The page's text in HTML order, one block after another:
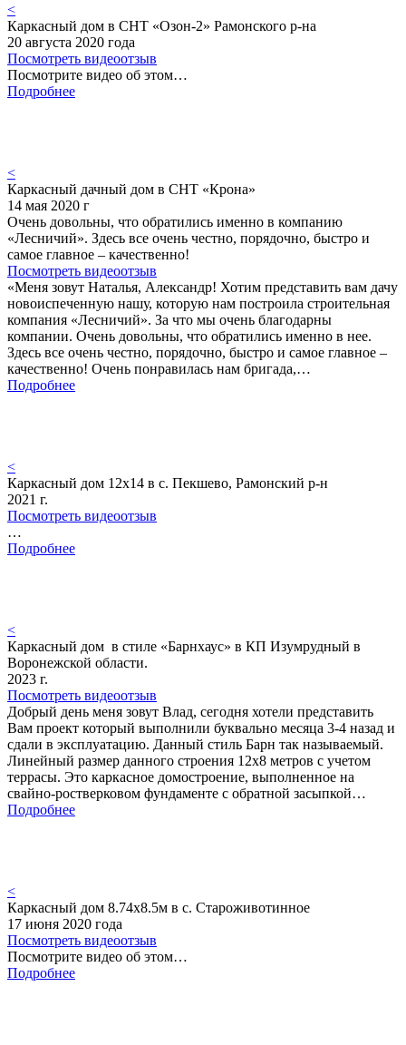
<
Каркасный дом в СНТ «Озон-2» Рамонского р-на
20 августа 2020 года
Посмотреть видеоотзыв
Посмотрите видео об этом…
Подробнее
<
Каркасный дачный дом в СНТ «Крона»
14 мая 2020 г
Очень довольны, что обратились именно в компанию
«Лесничий». Здесь все очень честно, порядочно, быстро и
самое главное – качественно!
Посмотреть видеоотзыв
«Меня зовут Наталья, Александр! Хотим представить вам дачу
новоиспеченную нашу, которую нам построила строительная
компания «Лесничий». За что мы очень благодарны
компании. Очень довольны, что обратились именно в нее.
Здесь все очень честно, порядочно, быстро и самое главное –
качественно! Очень понравилась нам бригада,…
Подробнее
<
Каркасный дом 12х14 в с. Пекшево, Рамонский р-н
2021 г.
Посмотреть видеоотзыв
…
Подробнее
<
Каркасный дом в стиле «Барнхаус» в КП Изумрудный в
Воронежской области.
2023 г.
Посмотреть видеоотзыв
Добрый день меня зовут Влад, сегодня хотели представить
Вам проект который выполнили буквально месяца 3-4 назад и
сдали в эксплуатацию. Данный стиль Барн так называемый.
Линейный размер данного строения 12х8 метров с учетом
террасы. Это каркасное домостроение, выполненное на
свайно-ростверковом фундаменте с обратной засыпкой…
Подробнее
<
Каркасный дом 8.74х8.5м в с. Староживотинное
17 июня 2020 года
Посмотреть видеоотзыв
Посмотрите видео об этом…
Подробнее